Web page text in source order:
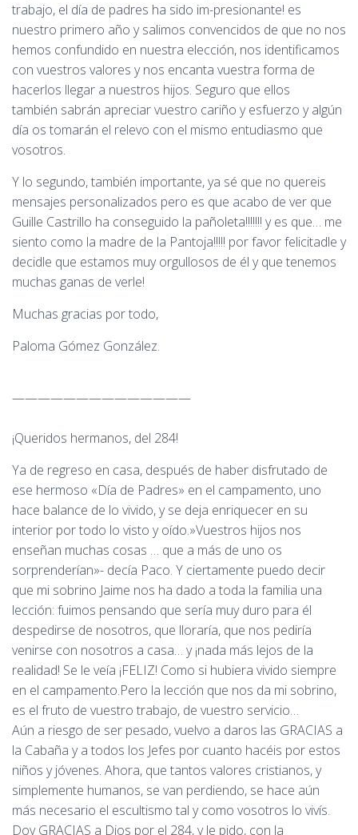
trabajo, el día de padres ha sido im-presionante! es
nuestro primero año y salimos convencidos de que no nos
hemos confundido en nuestra elección, nos identificamos
con vuestros valores y nos encanta vuestra forma de
hacerlos llegar a nuestros hijos. Seguro que ellos
también sabrán apreciar vuestro cariño y esfuerzo y algún
día os tomarán el relevo con el mismo entudiasmo que
vosotros.
Y lo segundo, también importante, ya sé que no quereis
mensajes personalizados pero es que acabo de ver que
Guille Castrillo ha conseguido la pañoleta!!!!!!! y es que… me
siento como la madre de la Pantoja!!!!! por favor felicitadle y
decidle que estamos muy orgullosos de él y que tenemos
muchas ganas de verle!
Muchas gracias por todo,
Paloma Gómez González.
——————————————
¡Queridos hermanos, del 284!
Ya de regreso en casa, después de haber disfrutado de
ese hermoso «Día de Padres» en el campamento, uno
hace balance de lo vivido, y se deja enriquecer en su
interior por todo lo visto y oído.»Vuestros hijos nos
enseñan muchas cosas … que a más de uno os
sorprenderían»- decía Paco. Y ciertamente puedo decir
que mi sobrino Jaime nos ha dado a toda la familia una
lección: fuimos pensando que sería muy duro para él
despedirse de nosotros, que lloraría, que nos pediría
venirse con nosotros a casa… y ¡nada más lejos de la
realidad! Se le veía ¡FELIZ! Como si hubiera vivido siempre
en el campamento.Pero la lección que nos da mi sobrino,
es el fruto de vuestro trabajo, de vuestro servicio…
Aún a riesgo de ser pesado, vuelvo a daros las GRACIAS a
la Cabaña y a todos los Jefes por cuanto hacéis por estos
niños y jóvenes. Ahora, que tantos valores cristianos, y
simplemente humanos, se van perdiendo, se hace aún
más necesario el escultismo tal y como vosotros lo vivís.
Doy GRACIAS a Dios por el 284, y le pido, con la